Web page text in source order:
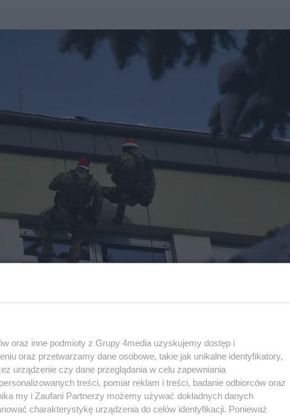
oraz inne podmioty z Grupy 4media uzyskujemy dostęp i
oraz przetwarzamy dane osobowe, takie jak unikalne identyfikatory,
urządzenie czy dane przeglądania w celu zapewniania
treści, pomiar reklam i treści, badanie odbiorców oraz
my i Zaufani Partnerzy możemy używać dokładnych danych
charakterystykę urządzenia do celów identyfikacji. Ponieważ